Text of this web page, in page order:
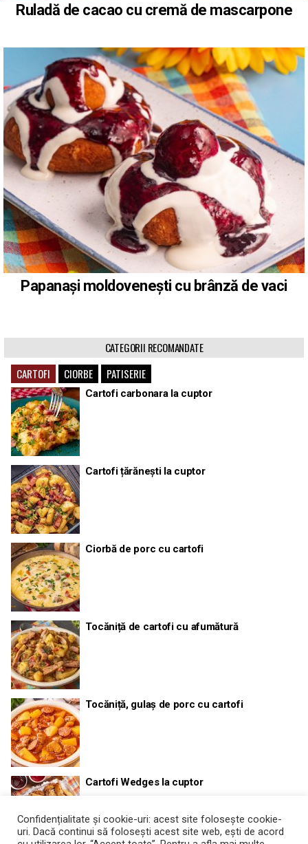
Ruladă de cacao cu cremă de mascarpone
Papanași moldovenești cu brânză de vaci
CATEGORII RECOMANDATE
CARTOFI
CIORBE PATISERIE
Cartofi carbonara la cuptor
Cartofi țărănești la cuptor
Ciorbă de porc cu cartofi
Tocăniță de cartofi cu afumătură
Tocăniță, gulaș de porc cu cartofi
Cartofi Wedges la cuptor
Confidențialitate și cookie-uri: acest site folosește cookie-
uri. Dacă continui să folosești acest site web, ești de acord